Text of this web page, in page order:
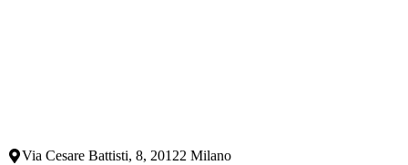
Via Cesare Battisti, 8, 20122 Milano